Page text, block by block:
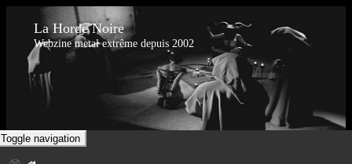
La Horde Noire
Webzine metal extrême depuis 2002
Toggle navigation